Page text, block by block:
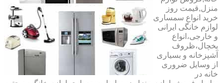
منزل,قیمت روز
خرید انواع سمساری
لوازم خانگی ایرانی
و خارجی،انواع
یخچال،ظروف
آشپزخانه و بسیاری
از وسایل ضروری
خانه در